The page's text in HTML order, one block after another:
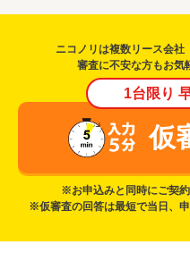
ニコノリは複数リース会社
審査に不安な方もお気
1台限り
仮
※お申込みと同時にご契
※仮審査の回答は最短で当日、